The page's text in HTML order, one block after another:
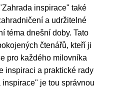
inspirace" také
a udržitelné
téma dnešní doby. Tato
čtenářů, kteří ji
pro každého milovníka
inspiraci a praktické rady
je tou správnou